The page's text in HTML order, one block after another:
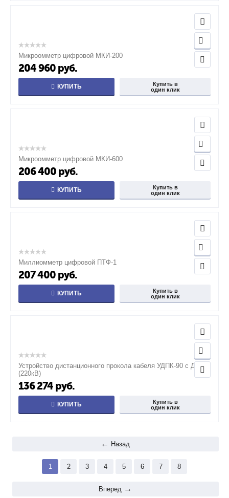
Микроомметр цифровой МКИ-200
204 960 руб.
КУПИТЬ
Купить в
один клик
Микроомметр цифровой МКИ-600
206 400 руб.
КУПИТЬ
Купить в
один клик
Миллиомметр цифровой ПТФ-1
207 400 руб.
КУПИТЬ
Купить в
один клик
Устройство дистанционного прокола кабеля УДПК-90 с ДУ
(220кВ)
136 274 руб.
КУПИТЬ
Купить в
один клик
Назад
1 2 3 4 5 6 7 8
Вперед